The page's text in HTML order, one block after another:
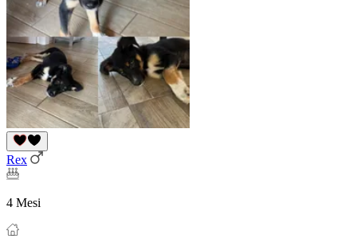
Rex
4 Mesi